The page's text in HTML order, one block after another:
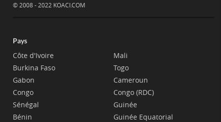
© 2008 - 2022 KOACI.COM
Pays
Côte d'Ivoire
Burkina Faso
Gabon
Congo
Sénégal
Bénin
Mali
Togo
Cameroun
Congo (RDC)
Guinée
Guinée Equatorial